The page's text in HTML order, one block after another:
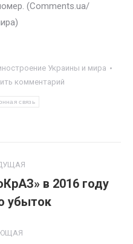
(Comments.ua/
Украины и мира
комментарий
связь
в 2016 году
убыток